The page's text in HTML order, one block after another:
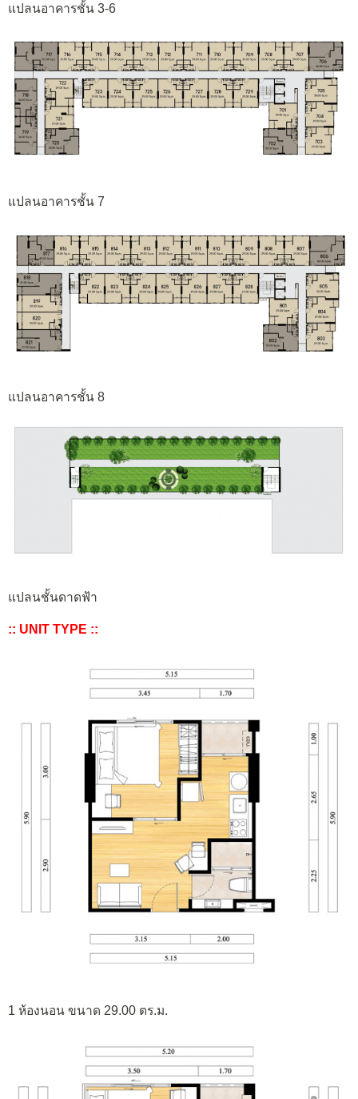
แปลนอาคารชั้น 3-6
แปลนอาคารชั้น 7
แปลนอาคารชั้น 8
แปลนชั้นดาดฟ้า
:: UNIT TYPE ::
1 ห้องนอน ขนาด 29.00 ตร.ม.